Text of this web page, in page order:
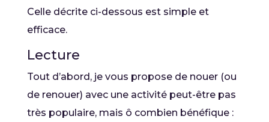
Celle décrite ci-dessous est simple et
efficace.
Lecture
Tout d’abord, je vous propose de nouer (ou
de renouer) avec une activité peut-être pas
très populaire, mais ô combien bénéfique :